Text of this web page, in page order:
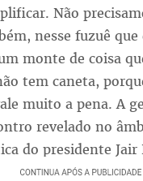
Não
nesse fuzuê
monte de coisa
tem caneta,
muito a pena. A
revelado no
do presidente Jair